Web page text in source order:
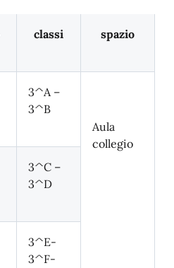
classi spazio
3^A –
3^B
Aula
collegio
3^C –
3^D
3^E-
3^F-